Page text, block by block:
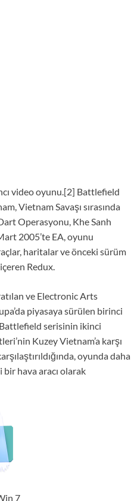
video oyunu.[2] Battlefield
Vietnam Savaşı sırasında
Operasyonu, Khe Sanh
2005’te EA, oyunu
haritalar ve önceki sürüm
Redux.
ve Electronic Arts
piyasaya sürülen birinci
serisinin ikinci
Kuzey Vietnam’a karşı
oyunda daha
hava aracı olarak
7